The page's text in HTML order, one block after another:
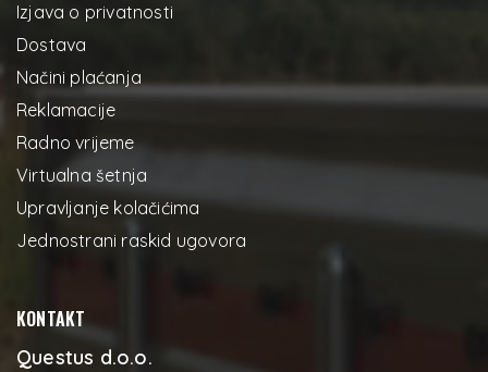
Izjava o privatnosti
Dostava
Načini plaćanja
Reklamacije
Radno vrijeme
Virtualna šetnja
Upravljanje kolačićima
Jednostrani raskid ugovora
KONTAKT
Questus d.o.o.